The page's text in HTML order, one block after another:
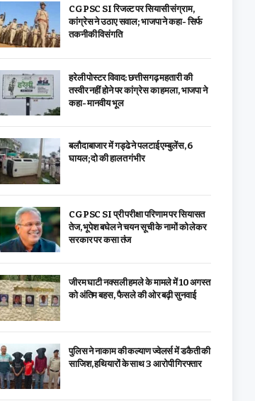
CGPSC SI रिजल्ट पर सियासी संग्राम,
कांग्रेस ने उठाए सवाल; भाजपा ने कहा- सिर्फ
तकनीकी विसंगति
हरेली पोस्टर विवाद: छत्तीसगढ़ महतारी की
तस्वीर नहीं होने पर कांग्रेस का हमला, भाजपा ने
कहा- मानवीय भूल
बलौदाबाजार में गड्ढे ने पलटाई एम्बुलेंस, 6
घायल; दो की हालत गंभीर
CGPSC SI प्री परीक्षा परिणाम पर सियासत
तेज, भूपेश बघेल ने चयन सूची के नामों को लेकर
सरकार पर कसा तंज
जीरम घाटी नक्सली हमले के मामले में 10 अगस्त
को अंतिम बहस, फैसले की ओर बढ़ी सुनवाई
पुलिस ने नाकाम की कल्याण ज्वेलर्स में डकैती की
साजिश, हथियारों के साथ 3 आरोपी गिरफ्तार